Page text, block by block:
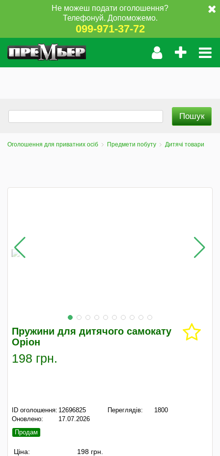
Не можеш подати оголошення?
Телефонуй. Допоможемо.
099-971-37-72
Оголошення для приватних осіб Предмети побуту Дитячі товари
Пружини для дитячого самокату
Оріон
198 грн.
ID оголошення: 12696825
Оновлено:
17.07.2026
Переглядів: 1800
Продам
Ціна:
198 грн.